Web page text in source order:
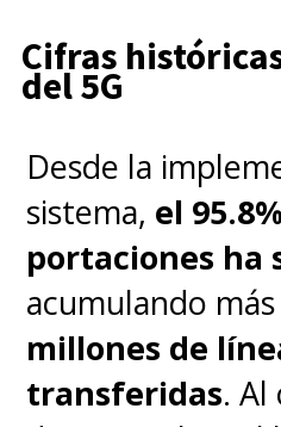
Cifras
del 5G
Desde la
sistema, el
portaciones ha
acumulando
millones de
transferidas. Al